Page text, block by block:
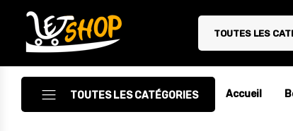
Letshop.dz
TOUTES LES
TOUTES LES CATÉGORIES Accueil